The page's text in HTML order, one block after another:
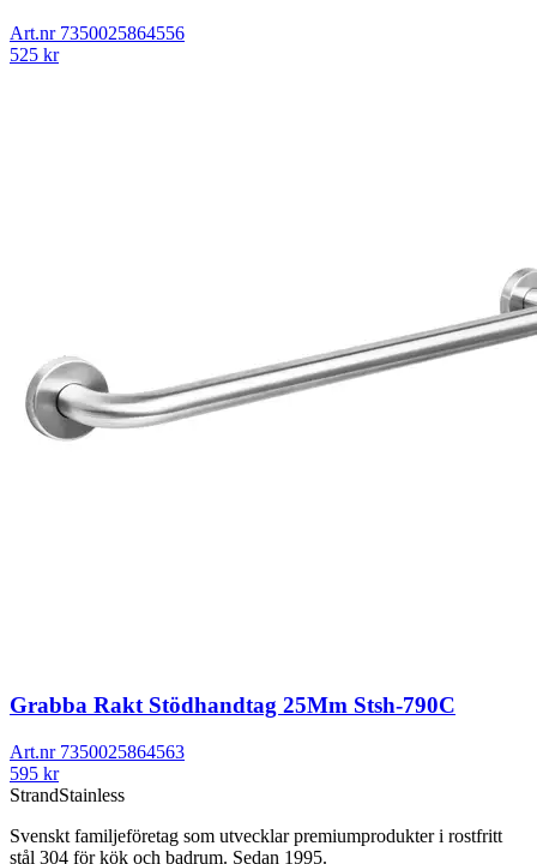
Art.nr 7350025864556
525 kr
Grabba Rakt Stödhandtag 25Mm Stsh-790C
Art.nr 7350025864563
595 kr
StrandStainless
Svenskt familjeföretag som utvecklar premiumprodukter i rostfritt
stål 304 för kök och badrum. Sedan 1995.